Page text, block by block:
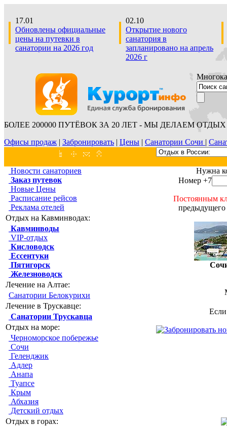
17.01
Обновлены официальные
цены на путевки в
санатории на 2026 год
02.10
Открытие нового
санатория в
запланировано на апрель
2026 г
БОЛЕЕ 200000 ПУТЁВОК ЗА 20 ЛЕТ - МЫ ДЕЛАЕМ ОТДЫХ
Офисы продаж | Забронировать | Цены | Санатории Сочи |
Новости санаториев
Заказ путевок
Новые Цены
Расписание рейсов
Реклама отелей
Отдых на Кавминводах:
Кавминводы
VIP-отдых
Кисловодск
Ессентуки
Пятигорск
Железноводск
Лечение на Алтае:
Санатории Белокурихи
Лечение в Трускавце:
Санатории Трускавца
Отдых на море:
Черноморское побережье
Сочи
Геленджик
Адлер
Анапа
Туапсе
Крым
Абхазия
Детский отдых
Отдых в горах:
Нужна
Номер +7
Постоянным
предыдущего